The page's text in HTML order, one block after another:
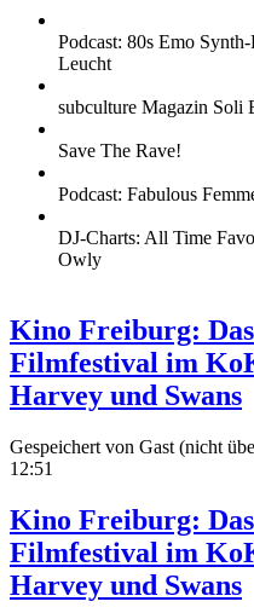
Podcast: 80s Emo
Leucht
subculture Magazin Soli
Save The Rave!
Podcast: Fabulous
DJ-Charts: All Time
Owly
Kino Freiburg: Das
Filmfestival im
Harvey und Swans
Gespeichert von Gast (nicht
12:51
Kino Freiburg: Das
Filmfestival im
Harvey und Swans